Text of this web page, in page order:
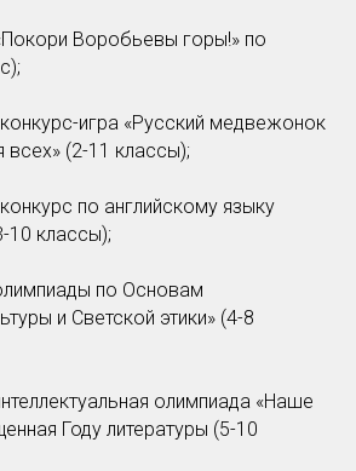
Воробьевы горы!» по
игра «Русский медвежонок
всех» (2-11 классы);
по английскому языку
10 классы);
по Основам
и Светской этики» (4-8
олимпиада «Наше
Году литературы (5-10